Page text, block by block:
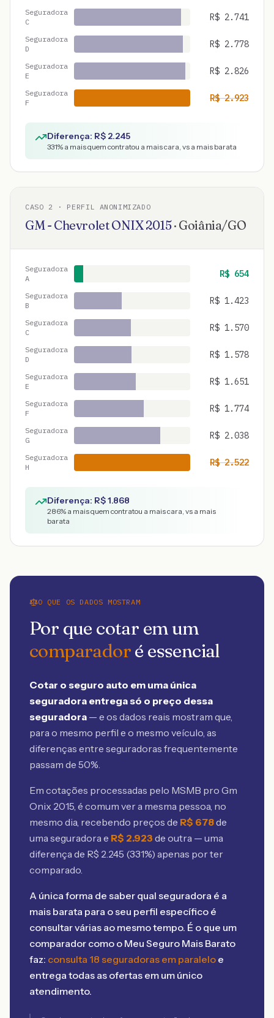
Seguradora
C
R$ 2.741
Seguradora
D
R$ 2.778
Seguradora
E
R$ 2.826
Seguradora
F
R$2.923
Diferença: R$ 2.245
331% a mais quem contratou a mais cara, vs a mais barata
CASO 2 · PERFIL ANONIMIZADO
GM - ChevroletONIX2015· Goiânia/GO
Seguradora
A
R$ 654
Seguradora
B
R$ 1.423
Seguradora
C
R$ 1.570
Seguradora
D
R$ 1.578
Seguradora
E
R$ 1.651
Seguradora
F
R$ 1.774
Seguradora
G
R$ 2.038
Seguradora
H
R$2.522
Diferença: R$1.868
286% a mais quem contratou a mais cara, vs a mais
barata
O QUE OS DADOS MOSTRAM
Por que cotar em um
comparadoré essencial
Cotar o seguro auto em uma única
seguradora entrega só o preço dessa
seguradora — e os dados reais mostram que,
para o mesmo perfil e o mesmo veículo, as
diferenças entre seguradoras frequentemente
passam de 50%.
Em cotações processadas pelo MSMB pro Gm
Onix 2015, é comum ver a mesma pessoa, no
mesmo dia, recebendo preços de R$ 678de
uma seguradora e R$ 2.923 de outra — uma
diferença de R$ 2.245 (331%) apenas por ter
comparado.
A única forma de saber qual seguradora é a
mais barata para o seu perfil específico é
consultar várias ao mesmo tempo. É o que um
comparador como o Meu Seguro Mais Barato
faz: consulta 18 seguradoras em paralelo e
entrega todas as ofertas em um único
atendimento.